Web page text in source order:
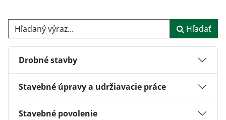
Hľadaný výraz... Hľadať
Drobné stavby
Stavebné úpravy a udržiavacie práce
Stavebné povolenie